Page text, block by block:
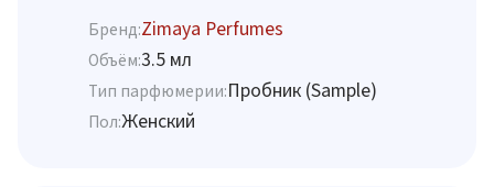
Бренд:Zimaya Perfumes
Объём:3.5 мл
Тип парфюмерии:Пробник (Sample)
Пол:Женский